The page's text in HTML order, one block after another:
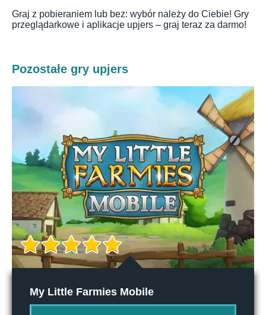
Graj z pobieraniem lub bez: wybór należy do Ciebie! Gry
przeglądarkowe i aplikacje upjers – graj teraz za darmo!
Pozostałe gry upjers
My Little Farmies Mobile